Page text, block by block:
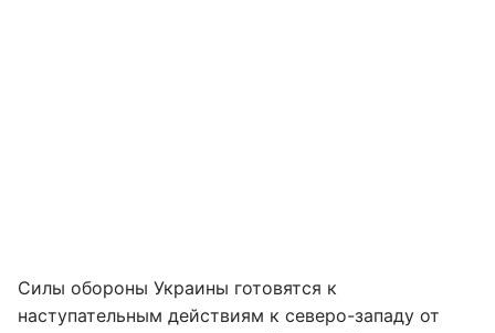
Силы обороны Украины готовятся к
наступательным действиям к северо-западу от